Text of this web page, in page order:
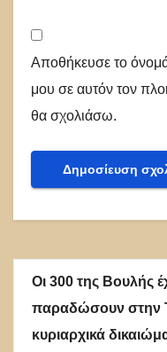
Αποθήκευσε το
μου σε αυτόν τον
θα σχολιάσω.
Οι 300 της Βουλής
παραδώσουν στην
κυριαρχικά